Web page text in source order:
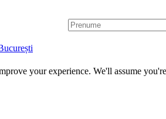
P
r
u
m
your experience. We'll assume